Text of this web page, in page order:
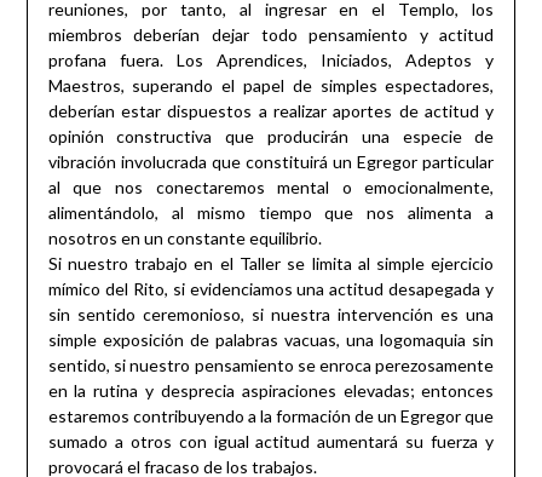
reuniones, por tanto, al ingresar en el Templo, los
miembros deberían dejar todo pensamiento y actitud
profana fuera. Los Aprendices, Iniciados, Adeptos y
Maestros, superando el papel de simples espectadores,
deberían estar dispuestos a realizar aportes de actitud y
opinión constructiva que producirán una especie de
vibración involucrada que constituirá un Egregor particular
al que nos conectaremos mental o emocionalmente,
alimentándolo, al mismo tiempo que nos alimenta a
nosotros en un constante equilibrio.
Si nuestro trabajo en el Taller se limita al simple ejercicio
mímico del Rito, si evidenciamos una actitud desapegada y
sin sentido ceremonioso, si nuestra intervención es una
simple exposición de palabras vacuas, una logomaquia sin
sentido, si nuestro pensamiento se enroca perezosamente
en la rutina y desprecia aspiraciones elevadas; entonces
estaremos contribuyendo a la formación de un Egregor que
sumado a otros con igual actitud aumentará su fuerza y
provocará el fracaso de los trabajos.